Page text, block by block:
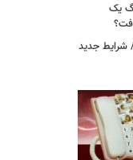
یک
شرایط جدید